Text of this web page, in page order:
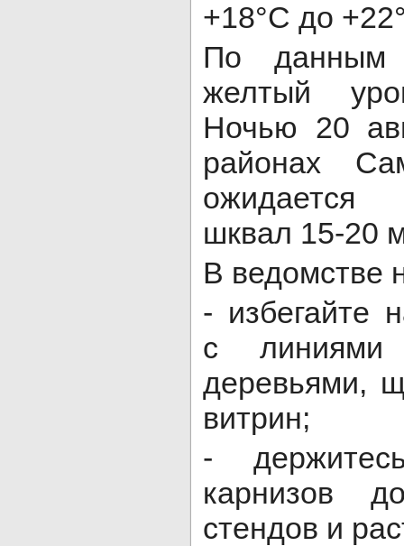
+18°C до
По данным
желтый
Ночью 20
районах
ожидается
шквал 15-20
В ведомстве
- избегайте
с линиями
деревьями,
витрин;
-
карнизов
стендов и